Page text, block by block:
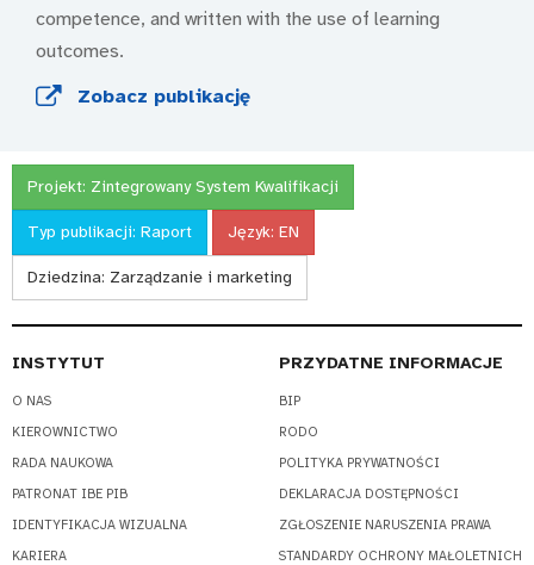
competence, and written with the use of learning
outcomes.
Zobacz publikację
Projekt: Zintegrowany System Kwalifikacji
Typ publikacji: Raport Język: EN
Dziedzina: Zarządzanie i marketing
INSTYTUT
O NAS
KIEROWNICTWO
RADA NAUKOWA
PATRONAT IBE PIB
IDENTYFIKACJA WIZUALNA
KARIERA
PRZYDATNE INFORMACJE
BIP
RODO
POLITYKA PRYWATNOŚCI
DEKLARACJA DOSTĘPNOŚCI
ZGŁOSZENIE NARUSZENIA PRAWA
STANDARDY OCHRONY MAŁOLETNICH